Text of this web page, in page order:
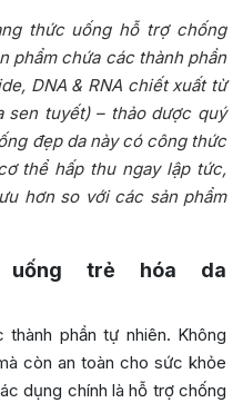
thức uống hỗ trợ chống
phẩm chứa các thành phần
DNA & RNA chiết xuất từ
sen tuyết) – thảo dược quý
đẹp da này có công thức
thể hấp thu ngay lập tức,
hơn so với các sản phẩm
uống trẻ hóa da
phần tự nhiên. Không
còn an toàn cho sức khỏe
dụng chính là hỗ trợ chống